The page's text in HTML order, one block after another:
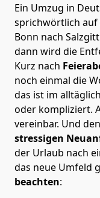
Ein Umzug in
sprichwörtlich auf
Bonn nach
dann wird die
Kurz nach
noch einmal die
das ist im
oder kompliziert.
vereinbar. Und den
stressigen
der Urlaub nach
das neue Umfeld
beachten: